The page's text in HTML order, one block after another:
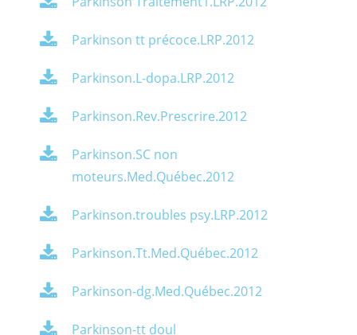
Parkinson tt précoce.LRP.2012
Parkinson.L-dopa.LRP.2012
Parkinson.Rev.Prescrire.2012
Parkinson.SC non
moteurs.Med.Québec.2012
Parkinson.troubles psy.LRP.2012
Parkinson.Tt.Med.Québec.2012
Parkinson-dg.Med.Québec.2012
Parkinson-tt doul